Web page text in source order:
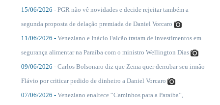
15/06/2026 - PGR não vê novidades e decide rejeitar também a
segunda proposta de delação premiada de Daniel Vorcaro
11/06/2026 - Veneziano e Inácio Falcão tratam de investimentos em
segurança alimentar na Paraíba com o ministro Wellington Dias
09/06/2026 - Carlos Bolsonaro diz que Zema quer derrubar seu irmão
Flávio por criticar pedido de dinheiro a Daniel Vorcaro
07/06/2026 - Veneziano enaltece “Caminhos para a Paraíba”,